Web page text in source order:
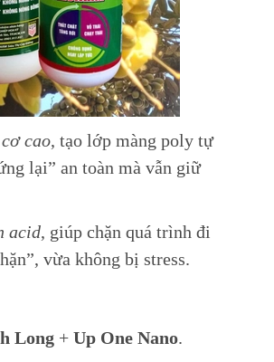
cao, tạo lớp màng poly tự
lại” an toàn mà vẫn giữ
acid, giúp chặn quá trình đi
vừa không bị stress.
Long + Up One Nano.